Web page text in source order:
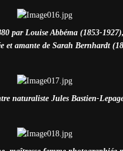
par Louise Abbéma (1853-
et amante de Sarah Bernhardt
naturaliste Jules Bastien-